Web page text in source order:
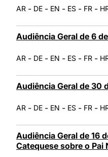
AR - DE - EN - ES - FR -
Audiência Geral de 6
AR - DE - EN - ES - FR -
Audiência Geral de 30
AR - DE - EN - ES - FR -
Audiência Geral de 16
Catequese sobre o Pai